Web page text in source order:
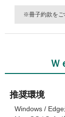
冊子約款をご
Ｗ
推奨環境
Windows /